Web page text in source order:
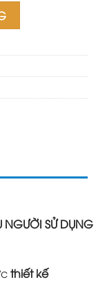
NGƯỜI SỬ DỤNG
thiết kế